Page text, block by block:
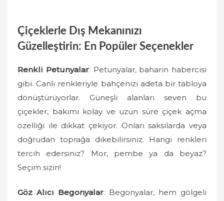
Çiçeklerle Dış Mekanınızı
Güzelleştirin: En Popüler Seçenekler
Renkli Petunyalar: Petunyalar, baharın habercisi
gibi. Canlı renkleriyle bahçenizi adeta bir tabloya
dönüştürüyorlar. Güneşli alanları seven bu
çiçekler, bakımı kolay ve uzun süre çiçek açma
özelliği ile dikkat çekiyor. Onları saksılarda veya
doğrudan toprağa dikebilirsiniz. Hangi renkleri
tercih edersiniz? Mor, pembe ya da beyaz?
Seçim sizin!
Göz Alıcı Begonyalar: Begonyalar, hem gölgeli